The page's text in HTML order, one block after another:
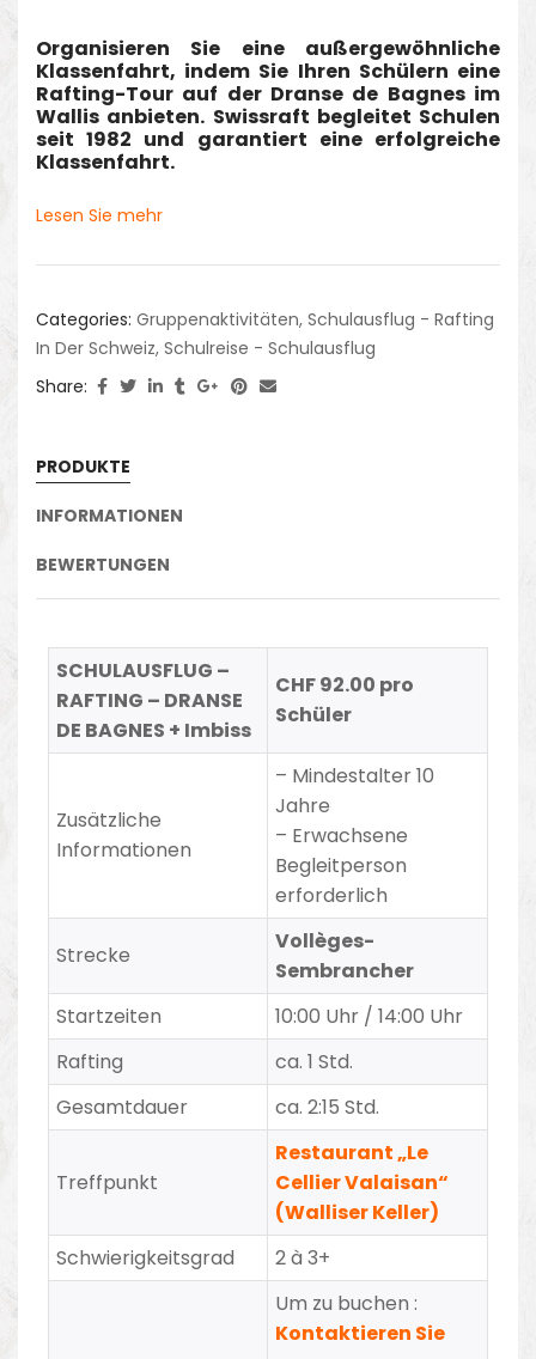
Organisieren Sie eine außergewöhnliche
Klassenfahrt, indem Sie Ihren Schülern eine
Rafting-Tour auf der Dranse de Bagnes im
Wallis anbieten. Swissraft begleitet Schulen
seit 1982 und garantiert eine erfolgreiche
Klassenfahrt.
Lesen Sie mehr
Categories: Gruppenaktivitäten, Schulausflug - Rafting
In Der Schweiz, Schulreise - Schulausflug
Share:
PRODUKTE
INFORMATIONEN
BEWERTUNGEN
SCHULAUSFLUG –
RAFTING – DRANSE
DE BAGNES + Imbiss
CHF 92.00 pro
Schüler
Zusätzliche
Informationen
– Mindestalter 10
Jahre
– Erwachsene
Begleitperson
erforderlich
Strecke
Vollèges-
Sembrancher
Startzeiten
10:00 Uhr / 14:00 Uhr
Rafting
ca. 1 Std.
Gesamtdauer
ca. 2:15 Std.
Treffpunkt
Restaurant „Le
Cellier Valaisan“
(Walliser Keller)
Schwierigkeitsgrad
2 à 3+
Um zu buchen :
Kontaktieren Sie